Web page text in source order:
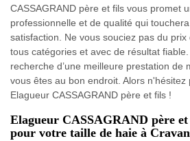
CASSAGRAND père et fils vous promet
professionnelle et de qualité qui
satisfaction. Ne vous souciez pas du
tous catégories et avec de résultat
recherche d’une meilleure prestation de
vous êtes au bon endroit. Alors n'hésitez
Elagueur CASSAGRAND père et fils !
Elagueur CASSAGRAND père
pour votre taille de haie à